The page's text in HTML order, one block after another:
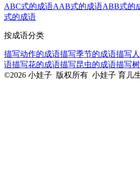
ABC式的成语AAB式的成语ABB式的
式的成语
按成语分类
描写动作的成语描写季节的成语描写
语描写花的成语描写昆虫的成语描写
©2026 小娃子 版权所有 小娃子 育儿